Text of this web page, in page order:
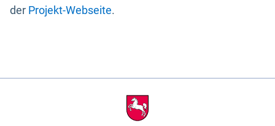
der Projekt-Webseite.